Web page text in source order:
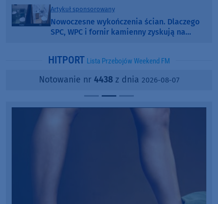
Artykuł sponsorowany
Nowoczesne wykończenia ścian. Dlaczego
SPC, WPC i fornir kamienny zyskują na
HITPORT Lista Przebojów Weekend FM
Notowanie nr 4438z dnia 2026-08-07